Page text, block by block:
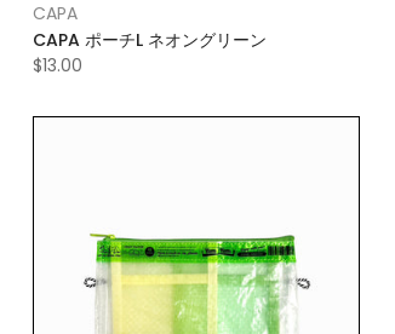
CAPA
CAPA ポーチL ネオングリーン
$13.00